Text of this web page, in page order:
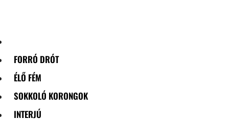
FORRÓ DRÓT
ÉLŐ FÉM
SOKKOLÓ KORONGOK
INTERJÚ